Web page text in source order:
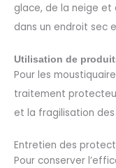
glace, de la neige et
dans un endroit sec
Utilisation de
Pour les
traitement
et la fragilisation
Entretien des
Pour conserver